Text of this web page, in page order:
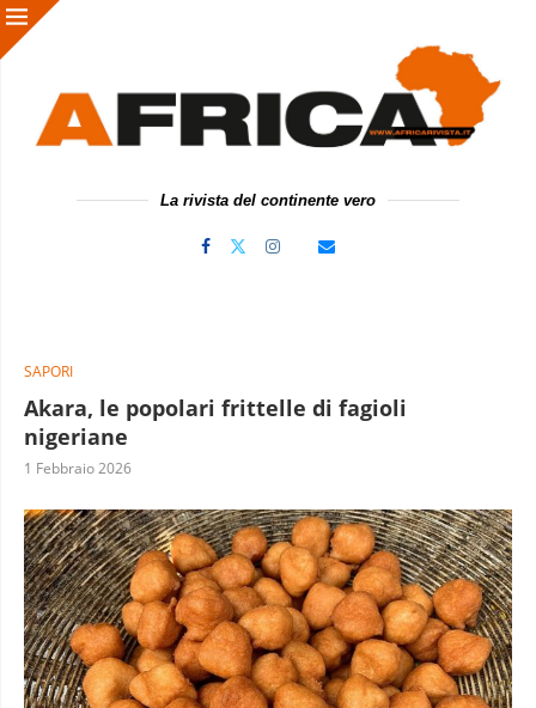
La rivista del continente vero
SAPORI
Akara, le popolari frittelle di fagioli
nigeriane
1 Febbraio 2026